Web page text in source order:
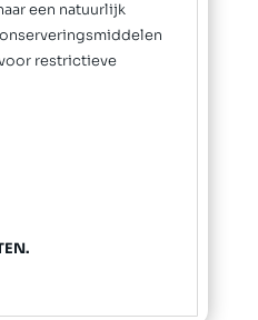
een natuurlijk
restrictieve